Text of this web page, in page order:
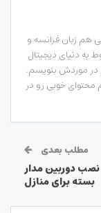
هم زبان فرانسه و
به دنیای دیجیتال
موردش بنویسم.
محتوای خوبی رو در
مطلب بعدی
دوربین مدار
بسته برای منازل